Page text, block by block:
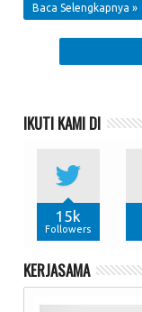
Baca Selengkapnya »
IKUTI KAMI DI
15k
Followers
KERJASAMA